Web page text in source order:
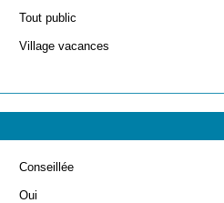
Tout public
Village vacances
Conseillée
Oui